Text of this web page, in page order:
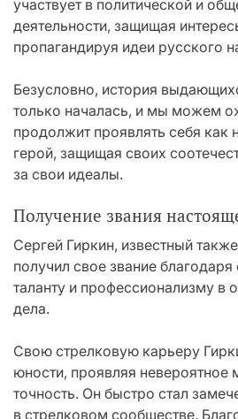
участвует в политической и
деятельности, защищая
пропагандируя идеи русского
Безусловно, история
только началась, и мы можем
продолжит проявлять себя как
герой, защищая своих
за свои идеалы.
Получение звания
Сергей Гиркин, известный
получил свое звание
таланту и профессионализму в
дела.
Свою стрелковую карьеру
юности, проявляя невероятное
точность. Он быстро стал
в стрелковом сообществе.